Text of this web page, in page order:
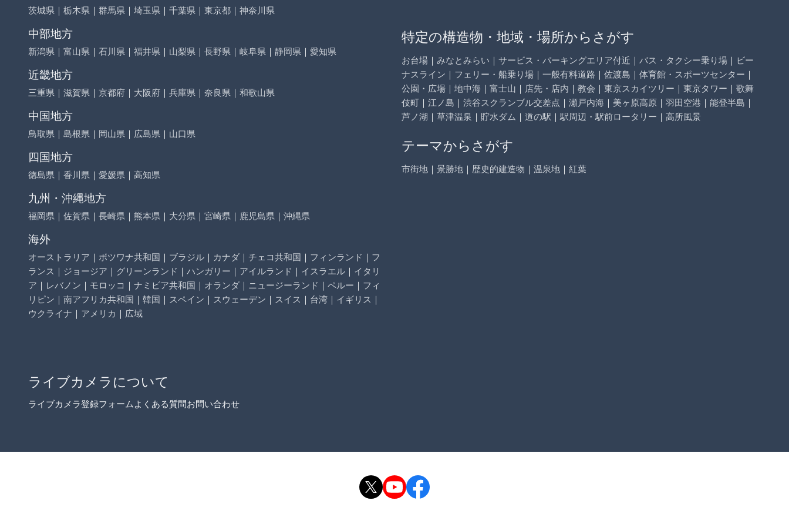
茨城県 ｜ 栃木県 ｜ 群馬県 ｜ 埼玉県 ｜ 千葉県 ｜ 東京都 ｜ 神奈川県
中部地方
新潟県 ｜ 富山県 ｜ 石川県 ｜ 福井県 ｜ 山梨県 ｜ 長野県 ｜ 岐阜県 ｜ 静岡県 ｜ 愛知県
近畿地方
三重県 ｜ 滋賀県 ｜ 京都府 ｜ 大阪府 ｜ 兵庫県 ｜ 奈良県 ｜ 和歌山県
中国地方
鳥取県 ｜ 島根県 ｜ 岡山県 ｜ 広島県 ｜ 山口県
四国地方
徳島県 ｜ 香川県 ｜ 愛媛県 ｜ 高知県
九州・沖縄地方
福岡県 ｜ 佐賀県 ｜ 長崎県 ｜ 熊本県 ｜ 大分県 ｜ 宮崎県 ｜ 鹿児島県 ｜ 沖縄県
海外
オーストラリア ｜ ボツワナ共和国 ｜ ブラジル ｜ カナダ ｜ チェコ共和国 ｜ フィンランド ｜ フ
ランス ｜ ジョージア ｜ グリーンランド ｜ ハンガリー ｜ アイルランド ｜ イスラエル ｜ イタリ
ア ｜ レバノン ｜ モロッコ ｜ ナミビア共和国 ｜ オランダ ｜ ニュージーランド ｜ ペルー ｜ フィ
リピン ｜ 南アフリカ共和国 ｜ 韓国 ｜ スペイン ｜ スウェーデン ｜ スイス ｜ 台湾 ｜ イギリス ｜
ウクライナ ｜ アメリカ ｜ 広域
特定の構造物・地域・場所からさがす
お台場 ｜ みなとみらい ｜ サービス・パーキングエリア付近 ｜ バス・タクシー乗り場 ｜ ビー
ナスライン ｜ フェリー・船乗り場 ｜ 一般有料道路 ｜ 佐渡島 ｜ 体育館・スポーツセンター ｜
公園・広場 ｜ 地中海 ｜ 富士山 ｜ 店先・店内 ｜ 教会 ｜ 東京スカイツリー ｜ 東京タワー ｜ 歌舞
伎町 ｜ 江ノ島 ｜ 渋谷スクランブル交差点 ｜ 瀬戸内海 ｜ 美ヶ原高原 ｜ 羽田空港 ｜ 能登半島 ｜
芦ノ湖 ｜ 草津温泉 ｜ 貯水ダム ｜ 道の駅 ｜ 駅周辺・駅前ロータリー ｜ 高所風景
テーマからさがす
市街地 ｜ 景勝地 ｜ 歴史的建造物 ｜ 温泉地 ｜ 紅葉
ライブカメラについて
ライブカメラ登録フォームよくある質問お問い合わせ